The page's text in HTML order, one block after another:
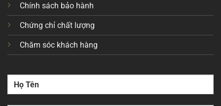
Chính sách bảo hành
Chứng chỉ chất lượng
Chăm sóc khách hàng